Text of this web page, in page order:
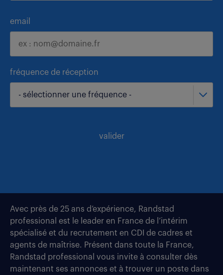
email
fréquence de réception
- sélectionner une fréquence -
valider
Avec près de 25 ans d’expérience, Randstad
professional est le leader en France de l’intérim
spécialisé et du recrutement en CDI de cadres et
agents de maîtrise. Présent dans toute la France,
Randstad professional vous invite à consulter dès
maintenant ses annonces et à trouver un poste dans